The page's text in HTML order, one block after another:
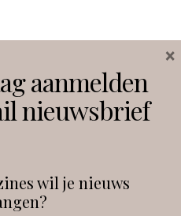
Facebook
aanmelden
nieuwsbrief
wil je nieuws
×